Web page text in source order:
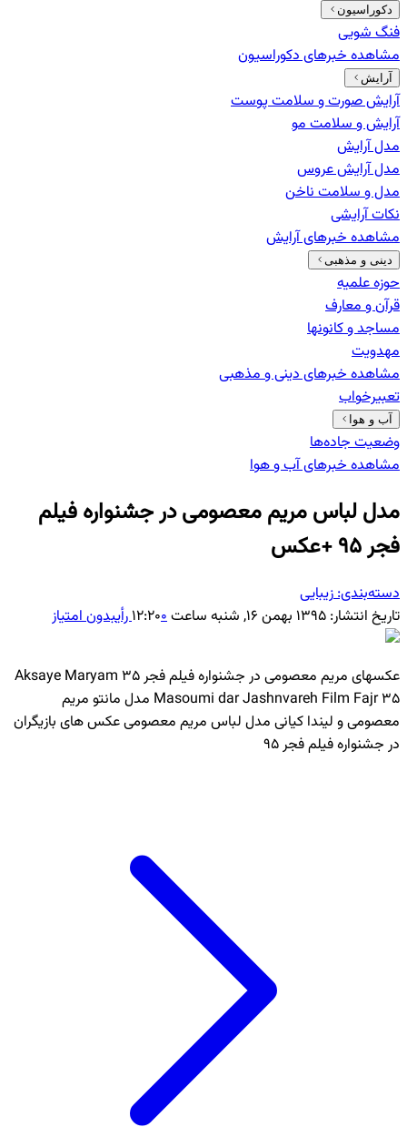
دکوراسیون
فنگ شویی
مشاهده خبرهایدکوراسیون
آرایش
آرایش صورت و سلامت پوست
آرایش و سلامت مو
مدل آرایش
مدل آرایش عروس
مدل و سلامت ناخن
نکات آرایشی
مشاهده خبرهایآرایش
دینی و مذهبی
حوزه علمیه
قرآن و معارف
مساجد و کانونها
مهدویت
مشاهده خبرهایدینی و مذهبی
تعبیرخواب
آب و هوا
وضعیت جاده‌ها
مشاهده خبرهایآب و هوا
مدل لباس مریم معصومی در جشنواره فیلم
فجر 95 +عکس
دسته‌بندی:زیبایی
تاریخ انتشار: ۱۳۹۵ بهمن ۱۶, شنبه ساعت ۱۲:۲۰ ۰ رأیبدون امتیاز
عکسهای مریم معصومی در جشنواره فیلم فجر 35 Aksaye Maryam
Masoumi dar Jashnvareh Film Fajr 35 مدل مانتو مریم
معصومی و لیندا کیانی مدل لباس مریم معصومی عکس های بازیگران
در جشنواره فیلم فجر 95